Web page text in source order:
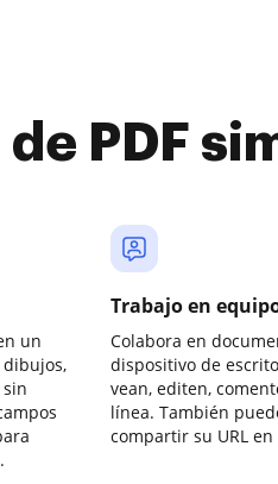
de PDF
un
dibujos,
Trabajo en
Colabora en
dispositivo de
vean, editen,
línea. También
compartir su URL